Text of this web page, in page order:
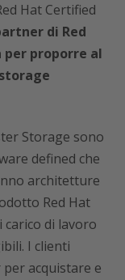
Hat Certified
di Red
proporre al
Storage sono
defined che
architetture
Red Hat
carico di lavoro
I clienti
acquistare e